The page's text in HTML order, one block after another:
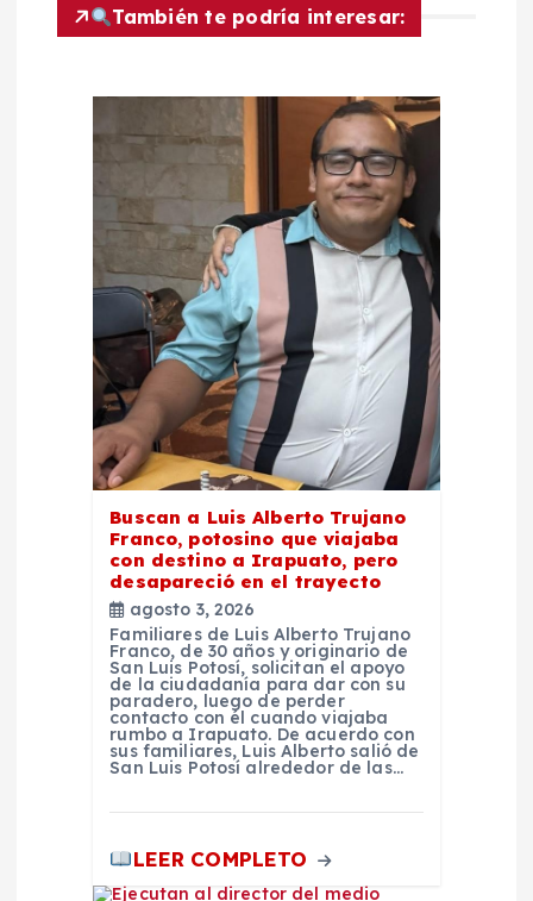
También te podría interesar:
Buscan a Luis Alberto Trujano
Franco, potosino que viajaba
con destino a Irapuato, pero
desapareció en el trayecto
agosto 3, 2026
Familiares de Luis Alberto Trujano
Franco, de 30 años y originario de
San Luis Potosí, solicitan el apoyo
de la ciudadanía para dar con su
paradero, luego de perder
contacto con él cuando viajaba
rumbo a Irapuato. De acuerdo con
sus familiares, Luis Alberto salió de
San Luis Potosí alrededor de las…
LEER COMPLETO